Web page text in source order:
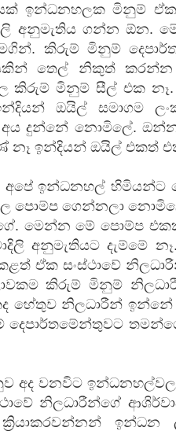
ඉන්ධනහලක මිනුම්
අනුමැතිය ගන්න ඕන.
කිරුම් මිනුම්
තෙල් නිකුත්
කිරුම් මිනුම් සීල් එක
ඔයිල් සමාගම
දුන්නේ නොමි‍ලේ.
නෑ ඉන්දියන් ඔයිල් එකත්
අපේ ඉන්ධනහල්
‍පොම්ප ගෙන්නලා
මෙන්න මේ ‍පොම්ප
අනුමැතියට දැම්මේ
ඒක සංස්ථාවේ
කිරුම් මිනුම්
හේතුව නිලධාරීන් ඉන්නේ
අද වනවිට ඉන්ධනහල්වලද
නිලධාරීන්ගේ
ඉන්ධන